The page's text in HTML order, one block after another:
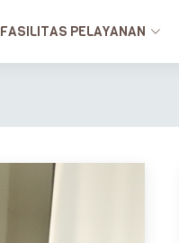
FASILITAS PELAYANAN